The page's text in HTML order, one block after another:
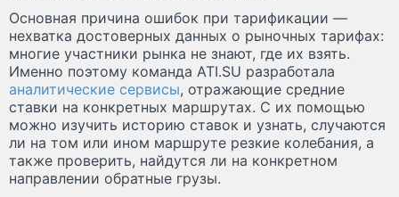
Основная причина ошибок при тарификации —
нехватка достоверных данных о рыночных тарифах:
многие участники рынка не знают, где их взять.
Именно поэтому команда ATI.SU разработала
аналитические сервисы, отражающие средние
ставки на конкретных маршрутах. С их помощью
можно изучить историю ставок и узнать, случаются
ли на том или ином маршруте резкие колебания, а
также проверить, найдутся ли на конкретном
направлении обратные грузы.